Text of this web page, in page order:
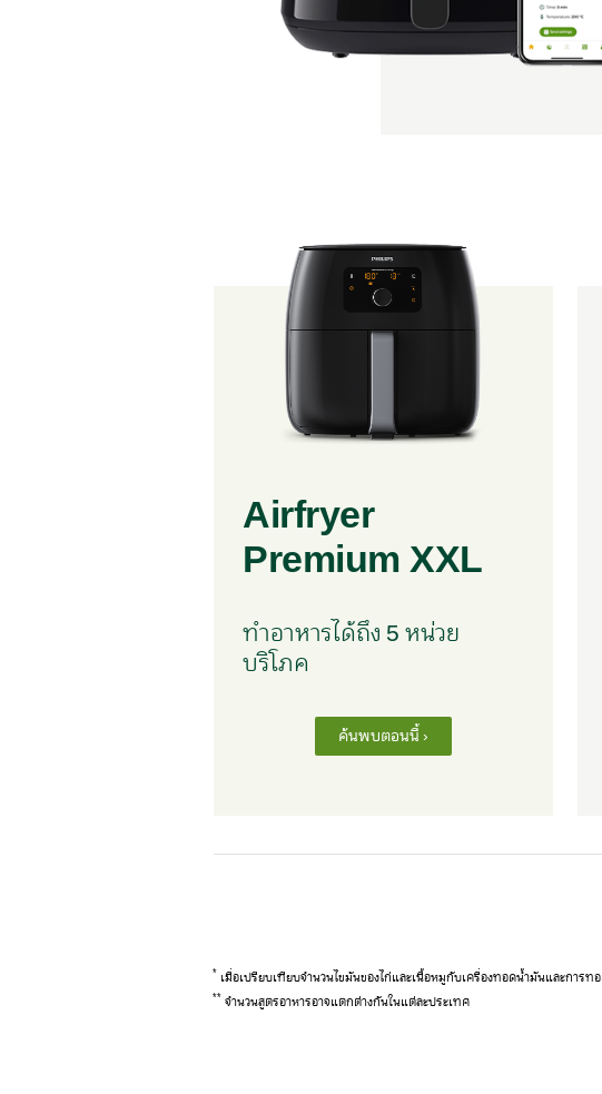
Airfryer
Premium XXL
ทำอาหารได้ถึง 5 หน่วย
บริโภค
ค้นพบตอนนี้ ›
* เมื่อเปรียบเทียบจำนวนไขมันของไก่และเนื้อหมูกับเครื่องทอดน้ำมันและการท
**จำนวนสูตรอาหารอาจแตกต่างกันในแต่ละประเทศ